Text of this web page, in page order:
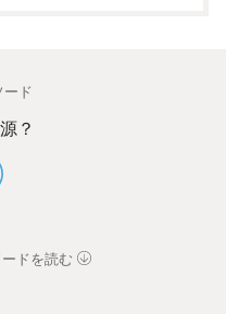
ド
？
ドを読む